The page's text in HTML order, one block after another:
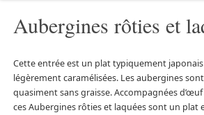
Aubergines rôties et
Cette entrée est un plat typiquement
légèrement caramélisées. Les aubergines
quasiment sans graisse. Accompagnées
ces Aubergines rôties et laquées sont un plat